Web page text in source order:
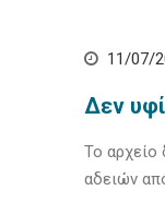
11/07/
Δεν
Το αρχείο
αδειών